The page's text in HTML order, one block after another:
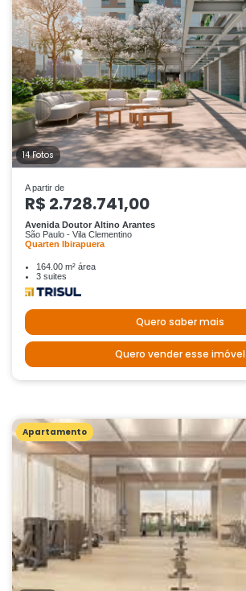
14 Fotos
A partir de
R$ 2.728.741,00
Avenida Doutor Altino Arantes
São Paulo - Vila Clementino
Quarten Ibirapuera
164.00 m² área
3 suites
Quero saber mais
Quero vender esse imóvel
Apartamento